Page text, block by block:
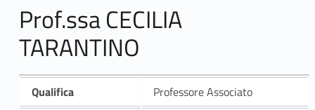
Prof.ssa CECILIA
TARANTINO
Qualifica
Professore Associato